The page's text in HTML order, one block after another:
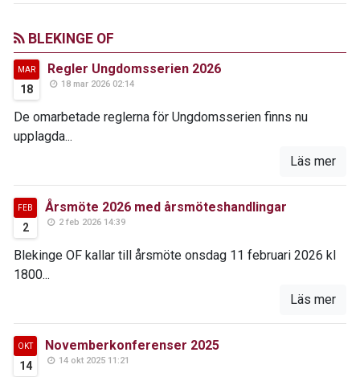
BLEKINGE OF
MAR
18
Regler Ungdomsserien 2026
18 mar 2026 02:14
De omarbetade reglerna för Ungdomsserien finns nu
upplagda...
Läs mer
FEB
2
Årsmöte 2026 med årsmöteshandlingar
2 feb 2026 14:39
Blekinge OF kallar till årsmöte onsdag 11 februari 2026 kl
1800...
Läs mer
OKT
14
Novemberkonferenser 2025
14 okt 2025 11:21